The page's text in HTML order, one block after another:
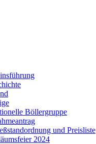
Böllergruppe
und Preisliste
2024